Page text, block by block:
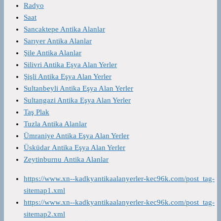
Radyo
Saat
Sancaktepe Antika Alanlar
Sarıyer Antika Alanlar
Şile Antika Alanlar
Silivri Antika Eşya Alan Yerler
Şişli Antika Eşya Alan Yerler
Sultanbeyli Antika Eşya Alan Yerler
Sultangazi Antika Eşya Alan Yerler
Taş Plak
Tuzla Antika Alanlar
Ümraniye Antika Eşya Alan Yerler
Üsküdar Antika Eşya Alan Yerler
Zeytinburnu Antika Alanlar
https://www.xn--kadkyantikaalanyerler-kec96k.com/post_tag-
sitemap1.xml
https://www.xn--kadkyantikaalanyerler-kec96k.com/post_tag-
sitemap2.xml